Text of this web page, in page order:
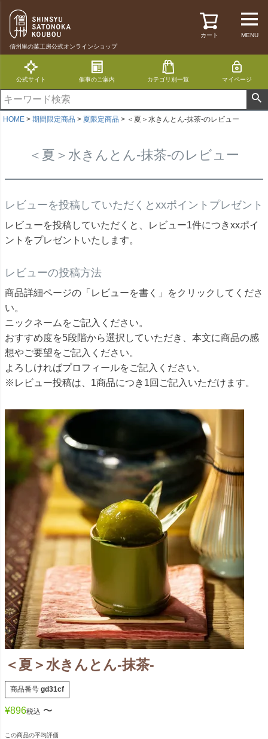
信州里の菓工房公式オンラインショップ
カート MENU
公式サイト 催事のご案内 カテゴリ別一覧 マイページ
HOME 期間限定商品 夏限定商品 ＜夏＞水きんとん-抹茶-のレビュー
＜夏＞水きんとん-抹茶-のレビュー
レビューを投稿していただくとxxポイントプレゼント
レビューを投稿していただくと、レビュー1件につきxxポイ
ントをプレゼントいたします。
レビューの投稿方法
商品詳細ページの「レビューを書く」をクリックしてくださ
い。
ニックネームをご記入ください。
おすすめ度を5段階から選択していただき、本文に商品の感
想やご要望をご記入ください。
よろしければプロフィールをご記入ください。
※レビュー投稿は、1商品につき1回ご記入いただけます。
＜夏＞水きんとん-抹茶-
商品番号 gd31cf
¥896税込 〜